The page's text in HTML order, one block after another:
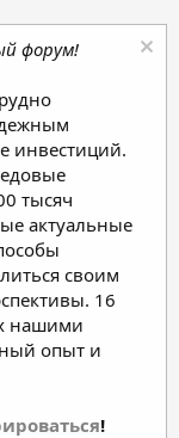
форум!
инвестиций.
тысяч
актуальные
своим
16
нашими
опыт и
!